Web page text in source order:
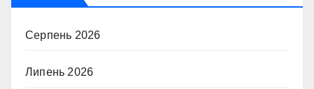
Серпень 2026
Липень 2026